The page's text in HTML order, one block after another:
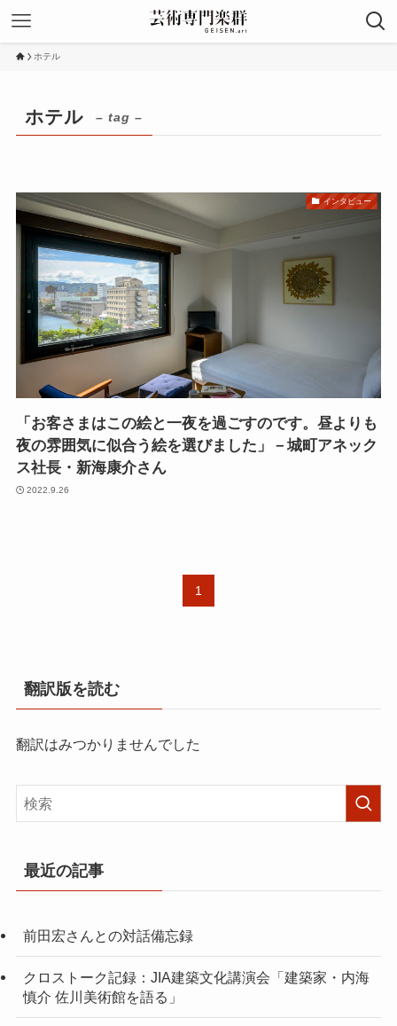
ホテル
ホテル – tag –
インタビュー
「お客さまはこの絵と一夜を過ごすのです。昼よりも
夜の雰囲気に似合う絵を選びました」－城町アネック
ス社長・新海康介さん
2022.9.26
1
翻訳版を読む
翻訳はみつかりませんでした
最近の記事
前田宏さんとの対話備忘録
クロストーク記録：JIA建築文化講演会「建築家・内海
慎介 佐川美術館を語る」